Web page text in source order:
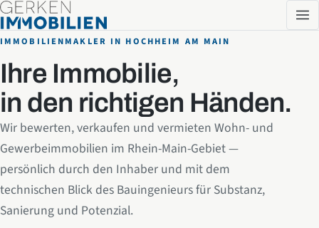
Zum Inhalt springen
IMMOBILIENMAKLER IN HOCHHEIM AM MAIN
Ihre Immobilie,
in den richtigen Händen.
Wir bewerten, verkaufen und vermieten Wohn- und
Gewerbeimmobilien im Rhein-Main-Gebiet —
persönlich durch den Inhaber und mit dem
technischen Blick des Bauingenieurs für Substanz,
Sanierung und Potenzial.